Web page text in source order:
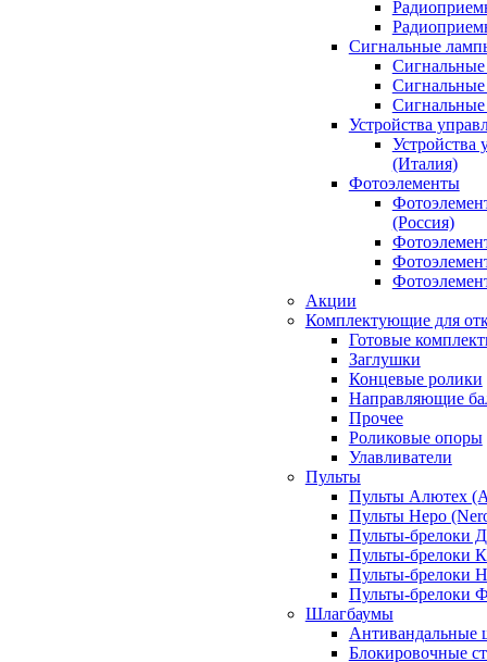
Сигнальные
Устройства
Устройства
(Италия)
Фотоэлементы
(Россия)
Акции
Комплектующие для
Готовые
Заглушки
Концевые ролики
Направляющие
Прочее
Роликовые опоры
Улавливатели
Пульты
Пульты Алютех
Пульты Неро
Пульты-брелоки
Пульты-брелоки
Пульты-брелоки
Пульты-брелоки
Шлагбаумы
Антивандальные
Блокировочные